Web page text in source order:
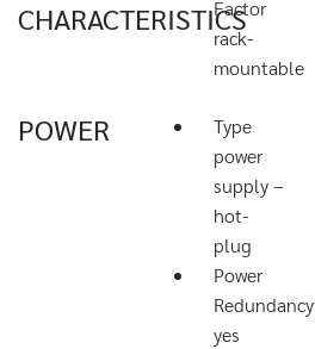
CHARACTERISTICS
Factor
rack-
mountable
POWER
Type
power
supply –
hot-
plug
Power
Redundancy
yes